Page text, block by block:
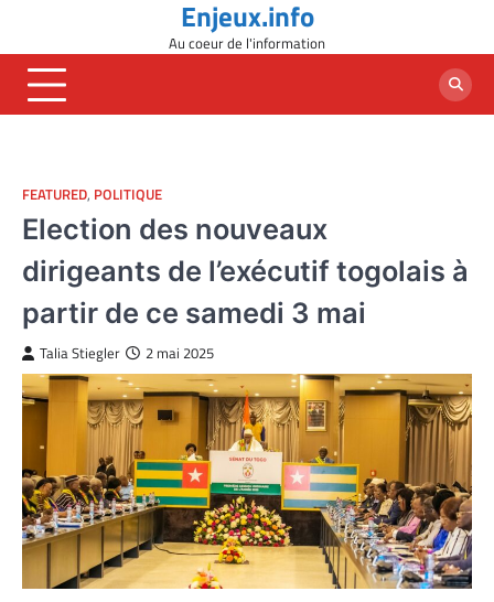
content
Enjeux.info
Au coeur de l'information
FEATURED, POLITIQUE
Election des nouveaux
dirigeants de l’exécutif togolais à
partir de ce samedi 3 mai
Talia Stiegler 2 mai 2025